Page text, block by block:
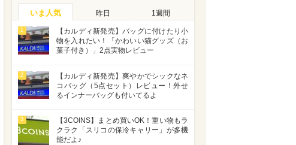
いま人気 昨日 1週間
1
【カルディ新発売】バッグに付けたり小
物を入れたい！「かわいい猫グッズ（お
菓子付き）」2点実物レビュー
2
【カルディ新発売】爽やかでシックなネ
コバッグ（5点セット）レビュー！外せ
るインナーバッグも付いてるよ
3
【3COINS】まとめ買いOK！重い物もラ
クラク「スリコの保冷キャリー」が多機
能だよ♪